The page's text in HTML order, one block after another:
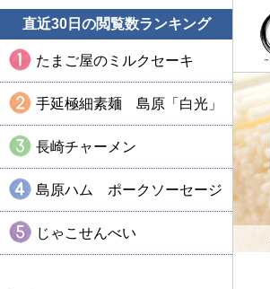
直近30日の閲覧数ランキング
たまご屋のミルクセーキ
手延極細素麺 島原「白光」
長崎チャーメン
島原ハム ポークソーセージ
じゃこせんべい